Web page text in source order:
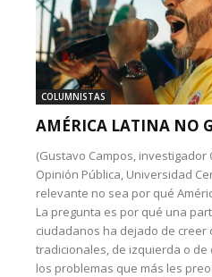
COLUMNISTAS
AMÉRICA LATINA NO
(Gustavo Campos, investigador
Opinión Pública, Universidad
relevante no sea por qué
La pregunta es por qué una
ciudadanos ha dejado de creer
tradicionales, de izquierda o
los problemas que más les